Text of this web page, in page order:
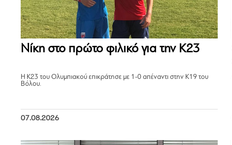
Νίκη στο πρώτο φιλικό για την Κ23
Η Κ23 του Ολυμπιακού επικράτησε με 1-0 απέναντι στην Κ19 του
Βόλου.
07.08.2026